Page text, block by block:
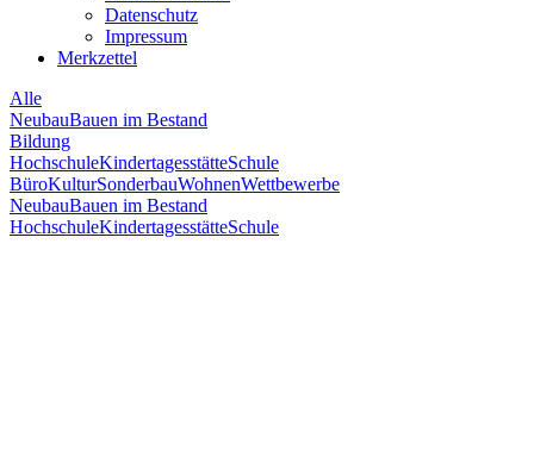
Datenschutz
Impressum
Merkzettel
Alle
NeubauBauen im Bestand
Bildung
HochschuleKindertagesstätteSchule
BüroKulturSonderbauWohnenWettbewerbe
NeubauBauen im Bestand
HochschuleKindertagesstätteSchule